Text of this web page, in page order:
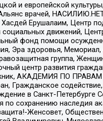
и европейской
врачей,
Ерушалаим, Центр
движений,
фонд помощи
Эра здоровья,
группа,
центр развития
АКАДЕМИЯ ПО
Гражданское
в Санкт-
сохранению наследия
Женсовет,